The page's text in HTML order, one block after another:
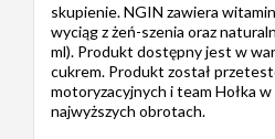
skupienie. NGIN zawiera
wyciąg z żeń-szenia oraz
ml). Produkt dostępny jest w
cukrem. Produkt został
motoryzacyjnych i team Hołka
najwyższych obrotach.